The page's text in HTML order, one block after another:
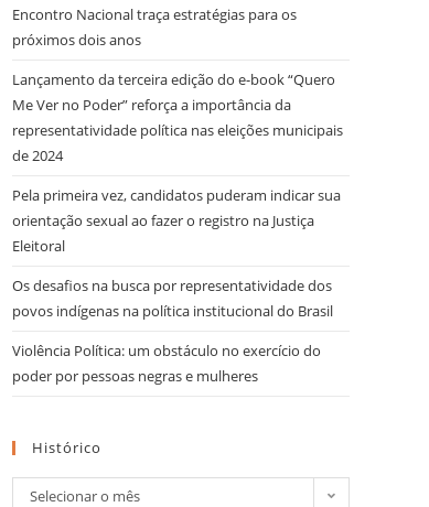
Encontro Nacional traça estratégias para os
próximos dois anos
Lançamento da terceira edição do e-book “Quero
Me Ver no Poder” reforça a importância da
representatividade política nas eleições municipais
de 2024
Pela primeira vez, candidatos puderam indicar sua
orientação sexual ao fazer o registro na Justiça
Eleitoral
Os desafios na busca por representatividade dos
povos indígenas na política institucional do Brasil
Violência Política: um obstáculo no exercício do
poder por pessoas negras e mulheres
Histórico
Selecionar o mês